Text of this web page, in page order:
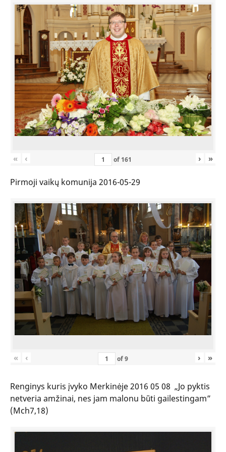
« ‹ of 161 › »
Pirmoji vaikų komunija 2016-05-29
« ‹ of9 › »
Renginys kuris įvyko Merkinėje 2016 05 08 „Jo pyktis
netveria amžinai, nes jam malonu būti gailestingam”
(Mch7,18)